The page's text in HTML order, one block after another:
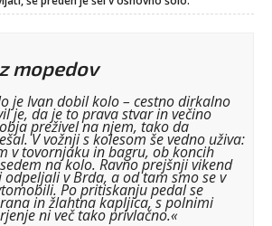
mopedov
je Ivan dobil kolo – cestno dirkalno
je, da je to prava stvar in večino
preživel na njem, tako da
V vožnji s kolesom še vedno uživa:
v tovornjaku in bagru, ob koncih
na kolo. Ravno prejšnji vikend
v Brda, a od tam smo se v
Po pritiskanju pedal se
in žlahtna kapljica, s polnimi
ni več tako privlačno.«